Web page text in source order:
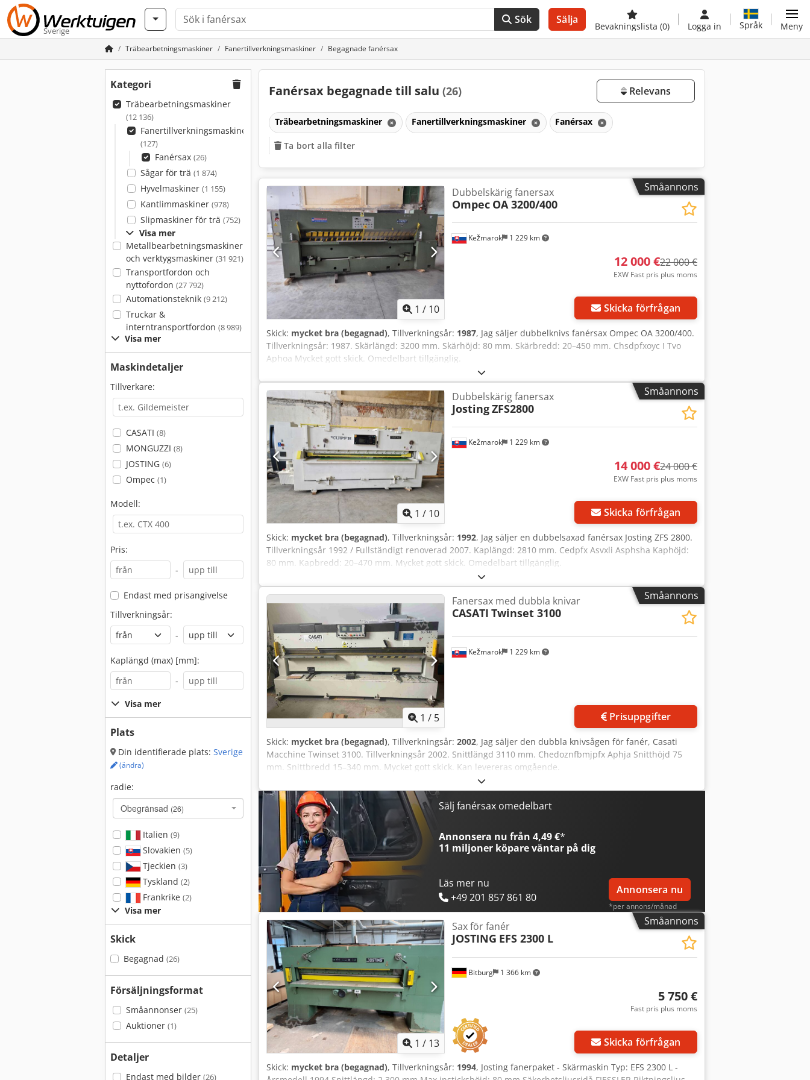
Sverige
Sök Sälja
Bevakningslista (0) Logga in Språk Meny
Träbearbetningsmaskiner Fanertillverkningsmaskiner Begagnade fanérsax
Kategori
Träbearbetningsmaskiner
(12 136)
Fanertillverkningsmaskiner
(127)
Fanérsax (26)
Sågar för trä (1 874)
Hyvelmaskiner (1 155)
Kantlimmaskiner (978)
Slipmaskiner för trä (752)
Visa mer
Metallbearbetningsmaskiner
och verktygsmaskiner (31 921)
Transportfordon och
nyttofordon (27 792)
Automationsteknik (9 212)
Truckar &
interntransportfordon (8 989)
Visa mer
Maskindetaljer
Tillverkare:
CASATI (8)
MONGUZZI (8)
JOSTING (6)
Ompec (1)
Modell:
Pris:
-
Endast med prisangivelse
Tillverkningsår:
-
Kaplängd (max) [mm]:
-
Visa mer
Plats
Din identifierade plats: Sverige
(ändra)
radie:
Obegränsad (26)
Italien (9)
Slovakien (5)
Tjeckien (3)
Tyskland (2)
Frankrike (2)
Visa mer
Skick
Begagnad (26)
Försäljningsformat
Småannonser (25)
Auktioner (1)
Detaljer
Endast med bilder (26)
Fanérsax begagnade till salu (26) Relevans
Träbearbetningsmaskiner Fanertillverkningsmaskiner Fanérsax
Ta bort alla filter
Småannons
1 / 10
Kežmarok 1 229 km
Dubbelskärig fanersax
Ompec OA 3200/400
12 000 €22 000 €
EXW Fast pris plus moms
Skicka förfrågan
Skick: mycket bra (begagnad), Tillverkningsår: 1987, Jag säljer dubbelknivs fanérsax Ompec OA 3200/400.
Tillverkningsår: 1987. Skärlängd: 3200 mm. Skärhöjd: 80 mm. Skärbredd: 20–450 mm. Chsdpfxoyc I Tvo
Aphoa Mycket gott skick. Omedelbart tillgänglig.
Småannons
1 / 10
Kežmarok 1 229 km
Dubbelskärig fanersax
JostingZFS2800
14 000 €24 000 €
EXW Fast pris plus moms
Skicka förfrågan
Skick: mycket bra (begagnad), Tillverkningsår: 1992, Jag säljer en dubbelsaxad fanérsax Josting ZFS 2800.
Tillverkningsår 1992 / Fullständigt renoverad 2007. Kaplängd: 2810 mm. Cedpfx Asvxli Asphsha Kaphöjd:
80 mm. Kapbredd: 20–470 mm. Mycket gott skick. Omedelbart tillgänglig.
Småannons
1 / 5
Kežmarok 1 229 km
Fanersax med dubbla knivar
CASATI Twinset 3100
Prisuppgifter
Skick: mycket bra (begagnad), Tillverkningsår: 2002, Jag säljer den dubbla knivsågen för fanér, Casati
Macchine Twinset 3100. Tillverkningsår 2002. Snittlängd 3110 mm. Chedoznfbmjpfx Aphja Snitthöjd 75
mm. Snittbredd 15–340 mm. Mycket gott skick. Kan levereras omgående.
Sälj fanérsax omedelbart
Annonsera nu från 4,49 €*
11 miljoner köpareväntar på dig
Läs mer nu
+49 201 857 861 80
Annonsera nu
*per annons/månad
Småannons
1 / 13
Bitburg 1 366 km
Sax för fanér
JOSTING EFS 2300 L
5 750 €
Fast pris plus moms
Skicka förfrågan
Skick: mycket bra (begagnad), Tillverkningsår: 1994, Josting fanerpaket - Skärmaskin Typ: EFS 2300 L -